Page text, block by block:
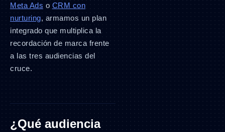
Meta Ads o CRM con
nurturing, armamos un plan
integrado que multiplica la
recordación de marca frente
a las tres audiencias del
cruce.
¿Qué audiencia